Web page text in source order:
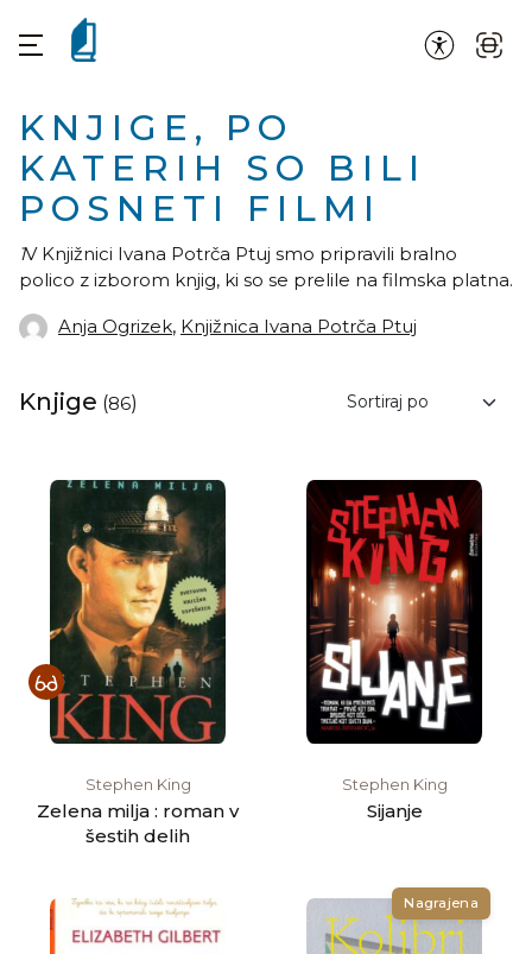
KNJIGE, PO
KATERIH SO BILI
POSNETI FILMI
1V Knjižnici Ivana Potrča Ptuj smo pripravili bralno
polico z izborom knjig, ki so se prelile na filmska platna.
Anja Ogrizek, Knjižnica Ivana Potrča Ptuj
Knjige (86)
Stephen King
Zelena milja : roman v
šestih delih
Stephen King
Sijanje
Nagrajena